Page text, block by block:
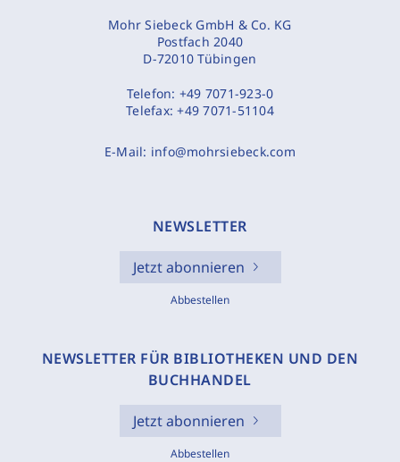
Mohr Siebeck GmbH & Co. KG
Postfach 2040
D-72010 Tübingen
Telefon: +49 7071-923-0
Telefax:+49 7071-51104
E-Mail: info@mohrsiebeck.com
NEWSLETTER
Jetzt abonnieren
Abbestellen
NEWSLETTER FÜR BIBLIOTHEKEN UND DEN
BUCHHANDEL
Jetzt abonnieren
Abbestellen